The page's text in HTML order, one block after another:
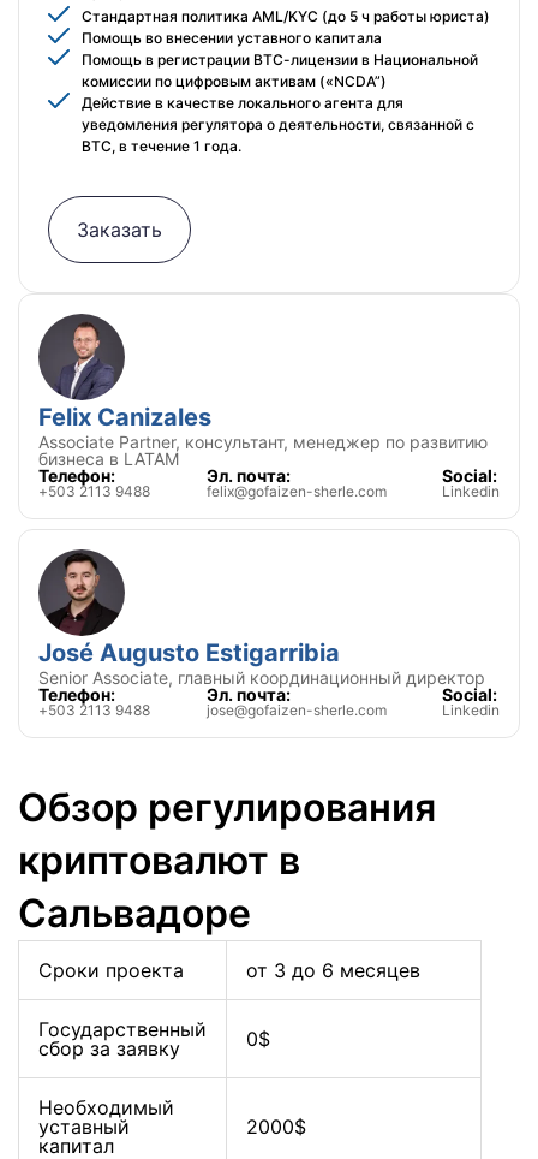
Стандартная политика AML/KYC (до 5 ч работы юриста)
Помощь во внесении уставного капитала
Помощь в регистрации BTC-лицензии в Национальной
комиссии по цифровым активам («NCDA”)
Действие в качестве локального агента для
уведомления регулятора о деятельности, связанной с
BTC, в течение 1 года.
Заказать
Felix Canizales
Associate Partner, консультант, менеджер по развитию
бизнеса в LATAM
Телефон:
+503 2113 9488
Эл. почта:
felix@gofaizen-sherle.com
Social:
Linkedin
José Augusto Estigarribia
Senior Associate, главный координационный директор
Телефон:
+503 2113 9488
Эл. почта:
jose@gofaizen-sherle.com
Social:
Linkedin
Обзор регулирования
криптовалют в
Сальвадоре
Сроки проекта от 3 до 6 месяцев
Государственный
сбор за заявку
0$
Необходимый
уставный
капитал
2000$